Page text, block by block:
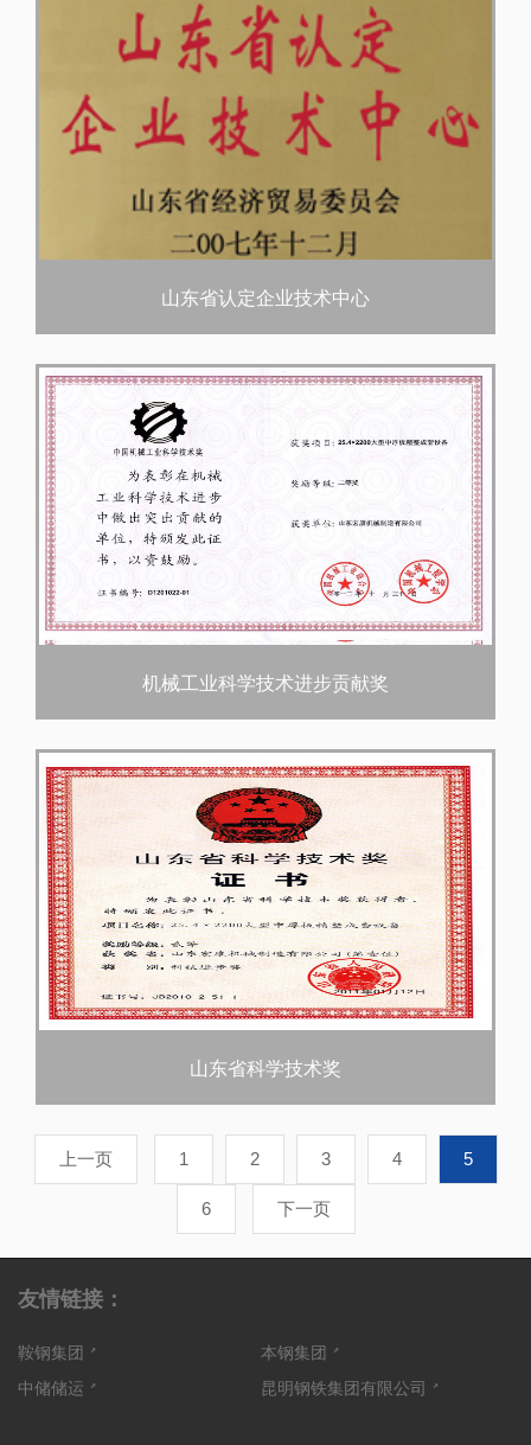
山东省认定企业技术中心
机械工业科学技术进步贡献奖
山东省科学技术奖
上一页 1 2 3 4 5
6 下一页
友情链接：
鞍钢集团
本钢集团
中储储运
昆明钢铁集团有限公司